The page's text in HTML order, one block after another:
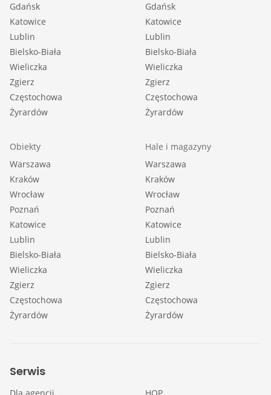
Gdańsk
Katowice
Lublin
Bielsko-Biała
Wieliczka
Zgierz
Częstochowa
Żyrardów
Gdańsk
Katowice
Lublin
Bielsko-Biała
Wieliczka
Zgierz
Częstochowa
Żyrardów
Obiekty
Warszawa
Kraków
Wrocław
Poznań
Katowice
Lublin
Bielsko-Biała
Wieliczka
Zgierz
Częstochowa
Żyrardów
Hale i magazyny
Warszawa
Kraków
Wrocław
Poznań
Katowice
Lublin
Bielsko-Biała
Wieliczka
Zgierz
Częstochowa
Żyrardów
Serwis